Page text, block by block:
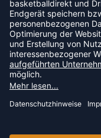
HANDBALLDIREKT-
NEUIGKEIT ODER